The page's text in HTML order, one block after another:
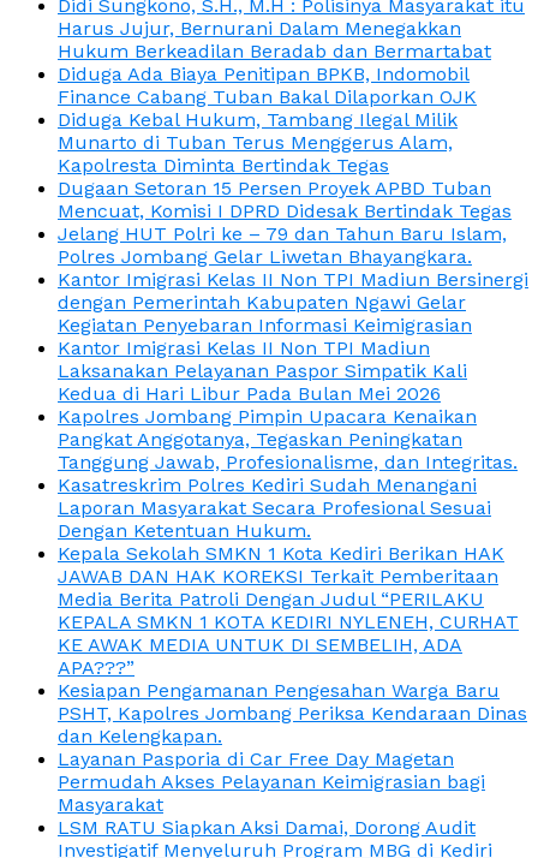
Didi Sungkono, S.H., M.H : Polisinya Masyarakat itu
Harus Jujur, Bernurani Dalam Menegakkan
Hukum Berkeadilan Beradab dan Bermartabat
Diduga Ada Biaya Penitipan BPKB, Indomobil
Finance Cabang Tuban Bakal Dilaporkan OJK
Diduga Kebal Hukum, Tambang Ilegal Milik
Munarto di Tuban Terus Menggerus Alam,
Kapolresta Diminta Bertindak Tegas
Dugaan Setoran 15 Persen Proyek APBD Tuban
Mencuat, Komisi I DPRD Didesak Bertindak Tegas
Jelang HUT Polri ke – 79 dan Tahun Baru Islam,
Polres Jombang Gelar Liwetan Bhayangkara.
Kantor Imigrasi Kelas II Non TPI Madiun Bersinergi
dengan Pemerintah Kabupaten Ngawi Gelar
Kegiatan Penyebaran Informasi Keimigrasian
Kantor Imigrasi Kelas II Non TPI Madiun
Laksanakan Pelayanan Paspor Simpatik Kali
Kedua di Hari Libur Pada Bulan Mei 2026
Kapolres Jombang Pimpin Upacara Kenaikan
Pangkat Anggotanya, Tegaskan Peningkatan
Tanggung Jawab, Profesionalisme, dan Integritas.
Kasatreskrim Polres Kediri Sudah Menangani
Laporan Masyarakat Secara Profesional Sesuai
Dengan Ketentuan Hukum.
Kepala Sekolah SMKN 1 Kota Kediri Berikan HAK
JAWAB DAN HAK KOREKSI Terkait Pemberitaan
Media Berita Patroli Dengan Judul “PERILAKU
KEPALA SMKN 1 KOTA KEDIRI NYLENEH, CURHAT
KE AWAK MEDIA UNTUK DI SEMBELIH, ADA
APA???”
Kesiapan Pengamanan Pengesahan Warga Baru
PSHT, Kapolres Jombang Periksa Kendaraan Dinas
dan Kelengkapan.
Layanan Pasporia di Car Free Day Magetan
Permudah Akses Pelayanan Keimigrasian bagi
Masyarakat
LSM RATU Siapkan Aksi Damai, Dorong Audit
Investigatif Menyeluruh Program MBG di Kediri